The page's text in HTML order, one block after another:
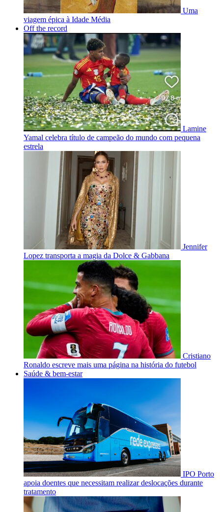
Uma
viagem épica à Idade Média
Off the record
Lamine
Yamal celebra título de campeão do mundo com pequena
estrela
Jennifer
Lopez transporta a magia da Dolce & Gabbana
Cristiano
Ronaldo escreve mais uma página na história do futebol
Saúde & bem-estar
IPO Porto
apoia doentes que necessitam realizar deslocações durante
tratamento